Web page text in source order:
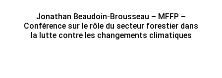
Jonathan Beaudoin-Brousseau – MFFP –
Conférence sur le rôle du secteur forestier dans
la lutte contre les changements climatiques